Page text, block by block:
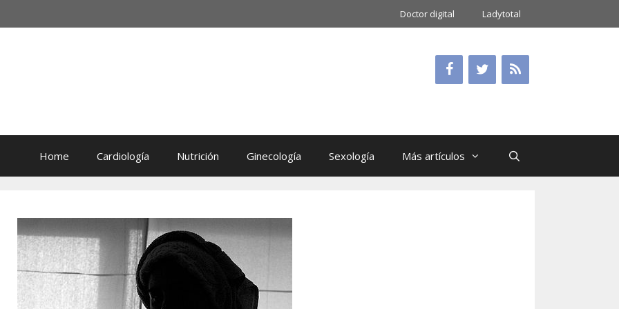
Doctor digital Ladytotal
Home Cardiología Nutrición Ginecología Sexología Más artículos